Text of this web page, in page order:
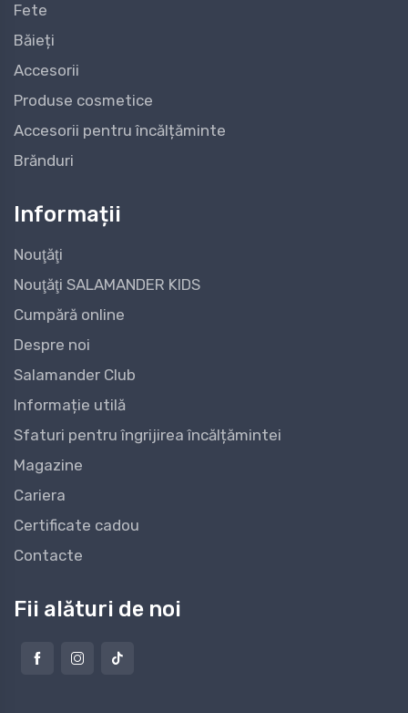
Fete
Băieți
Accesorii
Produse cosmetice
Accesorii pentru încălțăminte
Brănduri
Informații
Nouţăţi
Nouţăţi SALAMANDER KIDS
Cumpără online
Despre noi
Salamander Club
Informație utilă
Sfaturi pentru îngrijirea încălțămintei
Magazine
Cariera
Certificate cadou
Contacte
Fii alături de noi